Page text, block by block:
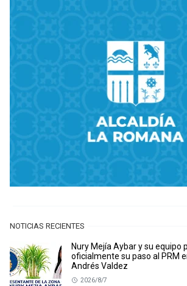
NOTICIAS RECIENTES
Nury Mejía Aybar y su equipo
oficialmente su paso al PRM
Andrés Valdez
2026/8/7